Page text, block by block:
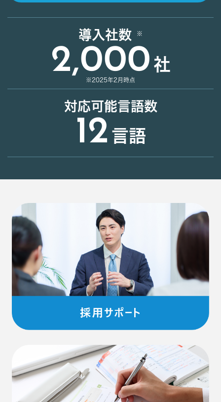
導入社数
2,000 社
※2025年2月時点
対応可能言語数
12 言語